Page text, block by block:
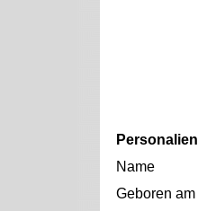
Personalien
Name
Geboren am